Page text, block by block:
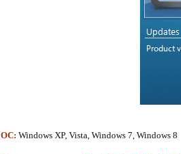
ОС: Windows XP, Vista, Windows 7, Windows 8